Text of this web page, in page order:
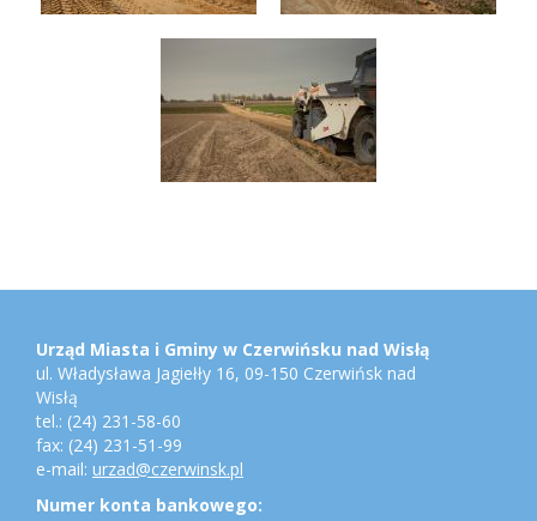
Adres
konto
bankowe,
jednostki
gminne
Urząd Miasta i Gminy w Czerwińsku nad Wisłą
ul. Władysława Jagiełły 16, 09-150 Czerwińsk nad
Wisłą
tel.: (24) 231-58-60
fax: (24) 231-51-99
e-mail: urzad@czerwinsk.pl
Numer konta bankowego: